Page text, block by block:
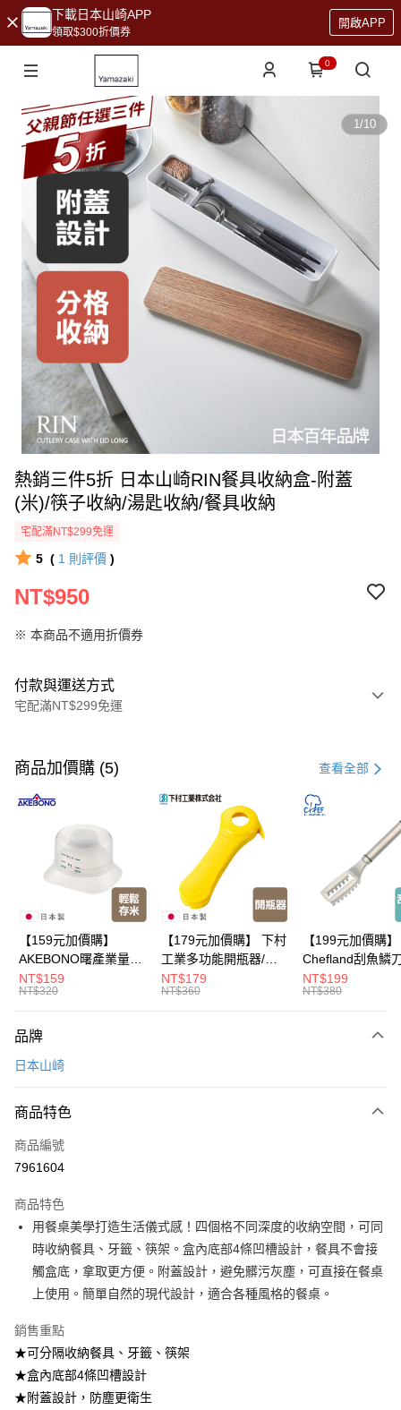
下載日本山崎APP
領取$300折價券
開啟APP
0
1/10
熱銷三件5折 日本山崎RIN餐具收納盒-附蓋
(米)/筷子收納/湯匙收納/餐具收納
宅配滿NT$299免運
5 ( 1 則評價 )
NT$950
※ 本商品不適用折價券
付款與運送方式
宅配滿NT$299免運
信用卡一次付款
LINE Pay
Apple Pay
悠遊付
全盈+PAY
大哥付你分期
相關說明
2.付款方式選擇「大哥付你分期」，訂單成立後會自動跳轉到大哥付的交易
成交易。
4.訂單成立30分鐘內，如未前往確認交易或遇審核未通過，訂單將自動取
消。如遇「轉專審核」未通過狀況，表示未達大哥付你分期系統評分，恕無
【繳款方式說明】
1.分期款項不併入電信帳單，「大哥付你分期」於每月結算日後寄送繳費提
2.透過簡訊連結打開帳單後，可選擇「超商條碼／台灣大直營門市／銀行轉
【注意事項】
1.本服務係由「台灣大哥大股份有限公司」（以下簡稱本公司）所提供，讓
用戶於交易時，得透過本服務購買商品或服務，並由商店將買賣／分期付款
買賣價金債權讓與本公司後，依約使用本公司帳單繳交帳款。
資料（包含姓名、電話或地址）提供予台灣大哥大進項蒐集、處理及利用，
由本公司與您本人進行分期帳單所需資料之確認、核對及更正。
3.完整用戶服務條款，請詳閱以下連結：
運送方式
每筆NT$150，滿NT$299(含以上)免運費
商品加價購 (5) 查看全部
【159元加價購】
AKEBONO曙產業量米
杯漏斗組(白)/量米杯/
米桶/量米用具/任二件8
NT$159
NT$320
【179元加價購】 下村
工業多功能開瓶器/開
瓶器/餐廚用品/料理道
具/任二件8折
NT$179
NT$360
【199元加價購】
Chefland刮魚鱗
魚鱗器/廚房用品/
道具/任二件8折
NT$199
NT$380
品牌
日本山崎
商品特色
商品編號
7961604
商品特色
用餐桌美學打造生活儀式感！四個格不同深度的收納空間，可同
時收納餐具、牙籤、筷架。盒內底部4條凹槽設計，餐具不會接
觸盒底，拿取更方便。附蓋設計，避免髒污灰塵，可直接在餐桌
上使用。簡單自然的現代設計，適合各種風格的餐桌。
銷售重點
★可分隔收納餐具、牙籤、筷架
★盒內底部4條凹槽設計
★附蓋設計，防塵更衛生